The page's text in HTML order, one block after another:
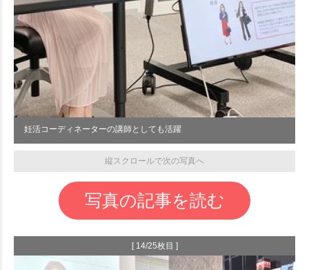
妊活コーディネーターの講師としても活躍
縦スクロールで次の写真へ
写真の記事を読む
[ 14/25枚目 ]